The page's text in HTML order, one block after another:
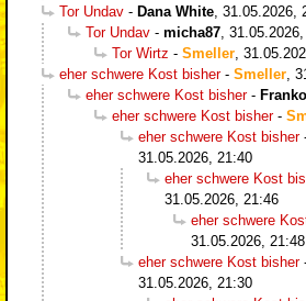
Tor Undav - Dana White 31.05.2026,
Tor Undav - micha87
Tor Wirtz - Smeller
eher schwere Kost bisher- Smeller
eher schwere Kost bisher-
eher schwere Kost bisher-
eher schwere Kost bisher
31.05.2026, 21:40
eher schwere Kost
31.05.2026, 21:46
eher schwere
31.05.2026, 21:48
eher schwere Kost bisher
31.05.2026, 21:30